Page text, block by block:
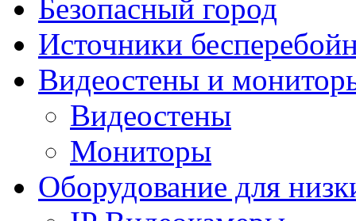
Безопасный город
Источники
Видеостены и
Видеостены
Мониторы
Оборудование для